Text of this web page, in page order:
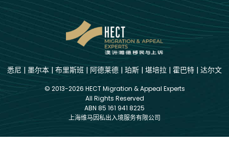
悉尼 | 墨尔本 | 布里斯班 | 阿德莱德 | 珀斯 | 堪培拉 | 霍巴特 | 达尔文
© 2013-2026 HECT Migration & Appeal Experts
All Rights Reserved
ABN 85 161 941 8225
上海维马因私出入境服务有限公司